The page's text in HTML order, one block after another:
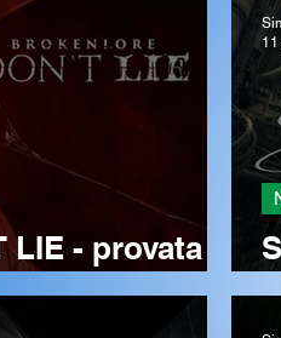
- provata la